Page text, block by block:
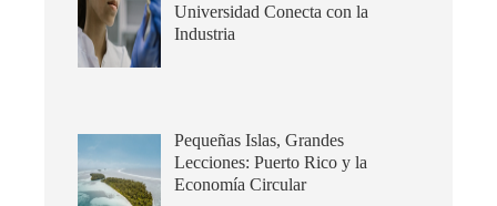
Universidad Conecta con la
Industria
Pequeñas Islas, Grandes
Lecciones: Puerto Rico y la
Economía Circular